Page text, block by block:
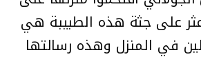
على جثة هذه الطبيبة هي
في المنزل وهذه رسالتها